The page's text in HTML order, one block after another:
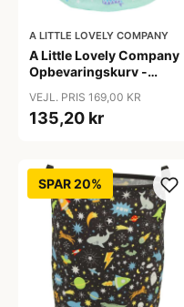
A LITTLE LOVELY COMPANY
A Little Lovely Company
Opbevaringskurv -
VEJL. PRIS 169,00 KR
135,20 kr
SPAR 20%